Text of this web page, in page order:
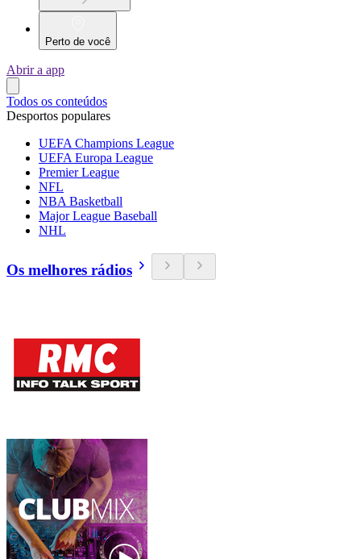
Perto de você
Abrir a app
Todos os conteúdos
Desportos populares
UEFA Champions League
UEFA Europa League
Premier League
NFL
NBA Basketball
Major League Baseball
NHL
Os melhores rádios